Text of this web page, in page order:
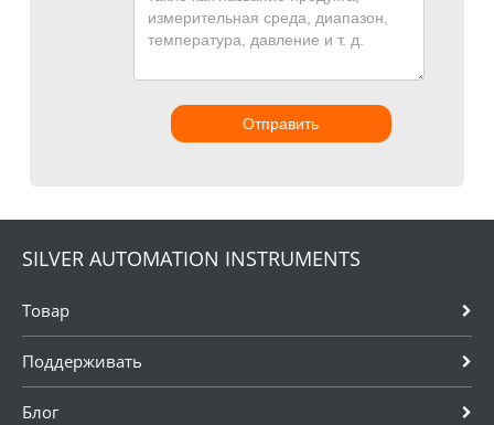
Отправить
SILVER AUTOMATION INSTRUMENTS
Товар
Поддерживать
Блог